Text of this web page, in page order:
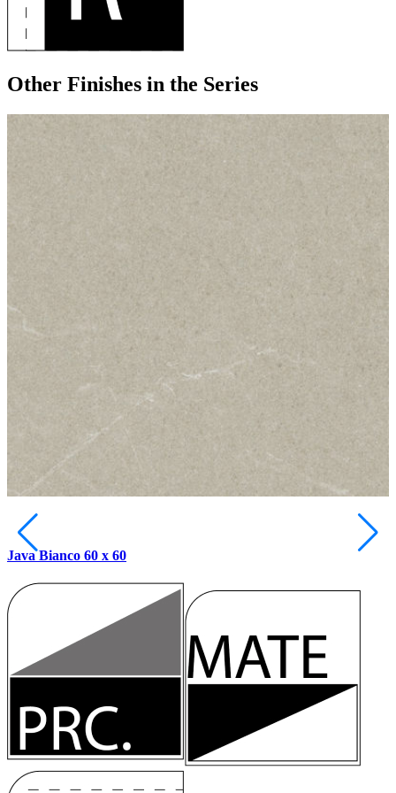
Other Finishes in the Series
Java Bianco 60 x 60